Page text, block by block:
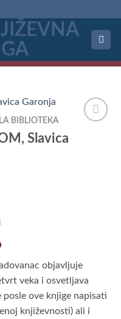
BIBLIOTEKA
Slavica
400.00 рсд.
objavljuje
veka i osvetljava
ove knjige napisati
književnosti) ali i